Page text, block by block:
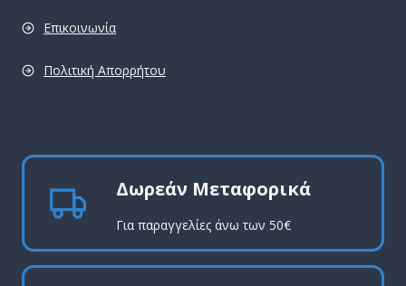
Επικοινωνία
Πολιτική Απορρήτου
Δωρεάν Μεταφορικά
Για παραγγελίες άνω των 50€